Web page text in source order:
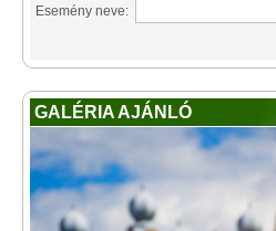
Esemény neve:
GALÉRIA AJÁNLÓ